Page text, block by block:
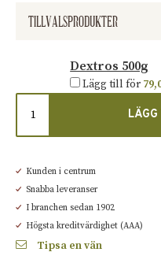
TILLVALSPRODUKTER
Dextros 500g
Lägg till för
Kunden i centrum
Snabba leveranser
I branchen sedan 1902
Högsta kreditvärdighet (AAA)
Tipsa en vän